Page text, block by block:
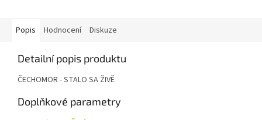
Popis Hodnocení Diskuze
Detailní popis produktu
ČECHOMOR - STALO SA ŽIVĚ
Doplňkové parametry